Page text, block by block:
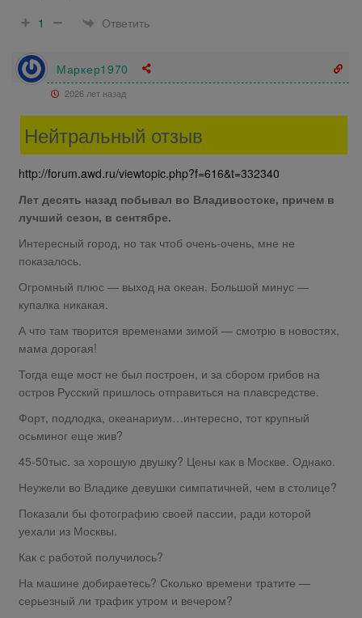
1
Ответить
Маркер1970
2026 лет назад
Нейтральный отзыв
http://forum.awd.ru/viewtopic.php?f=616&t=332340
Лет десять назад побывал во Владивостоке, причем в
лучший сезон, в сентябре.
Интересный город, но так чтоб очень-очень, мне не
показалось.
Огромный плюс — выход на океан. Большой минус —
купалка никакая.
А что там творится временами зимой — смотрю в новостях,
мама дорогая!
Тогда еще мост не был построен, и за сбором грибов на
остров Русский пришлось отправиться на плавсредстве.
Форт, подлодка, океанариум…интересно, тот крупный
осьминог еще жив?
45-50тыс. за хорошую двушку? Цены как в Москве. Однако.
Неужели во Владике девушки симпатичней, чем в столице?
Показали бы фотографию своей пассии, ради которой
уехали из Москвы.
Как с работой получилось?
На машине добираетесь? Сколько времени тратите —
серьезный ли трафик утром и вечером?